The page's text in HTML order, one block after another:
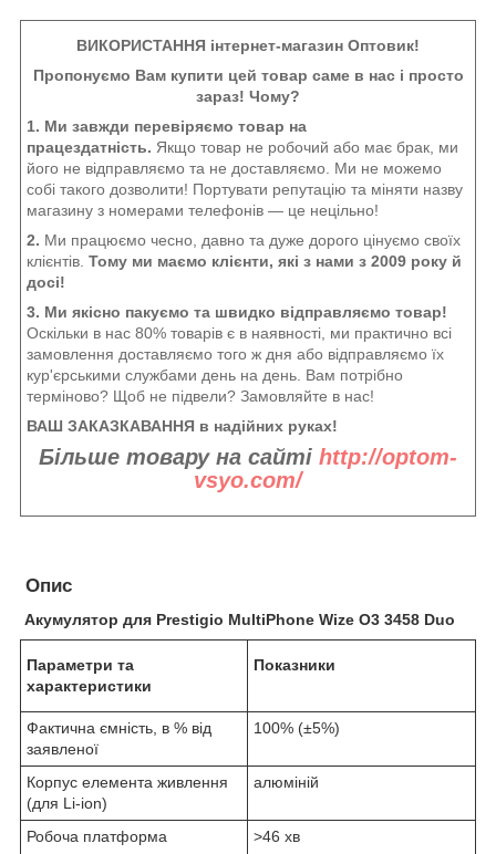
ВИКОРИСТАННЯ інтернет-магазин Оптовик!
Пропонуємо Вам купити цей товар саме в нас і просто
зараз! Чому?
1. Ми завжди перевіряємо товар на
працездатність. Якщо товар не робочий або має брак, ми
його не відправляємо та не доставляємо. Ми не можемо
собі такого дозволити! Портувати репутацію та міняти назву
магазину з номерами телефонів — це нецільно!
2. Ми працюємо чесно, давно та дуже дорого цінуємо своїх
клієнтів. Тому ми маємо клієнти, які з нами з 2009 року й
досі!
3. Ми якісно пакуємо та швидко відправляємо товар!
Оскільки в нас 80% товарів є в наявності, ми практично всі
замовлення доставляємо того ж дня або відправляємо їх
кур'єрськими службами день на день. Вам потрібно
терміново? Щоб не підвели? Замовляйте в нас!
ВАШ ЗАКАЗКАВАННЯ в надійних руках!
Більше товару на сайті http://optom-
vsyo.com/
Опис
Акумулятор для Prestigio MultiPhone Wize O3 3458 Duo
Параметри та
характеристики
Показники
Фактична ємність, в % від
заявленої
100% (±5%)
Корпус елемента живлення
(для Li-ion)
алюміній
Робоча платформа
>46 хв